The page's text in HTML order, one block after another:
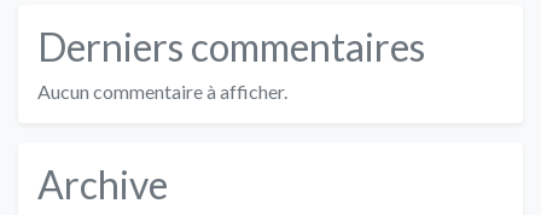
Derniers commentaires
Aucun commentaire à afficher.
Archive